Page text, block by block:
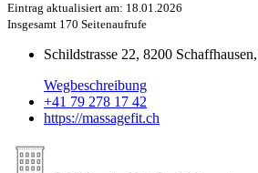
Eintrag aktualisiert am: 18.01.2026
Insgesamt 170 Seitenaufrufe
Schildstrasse 22, 8200
Wegbeschreibung
+41 79 278 17 42
https://massagefit.ch